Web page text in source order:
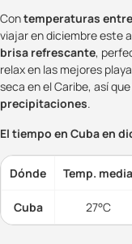
Contemperaturas entre
viajar en diciembre este
brisa refrescante,
relax en las mejores
seca en el Caribe, así
precipitaciones.
El tiempo en Cuba en
Dónde Temp. media
Cuba 27°C